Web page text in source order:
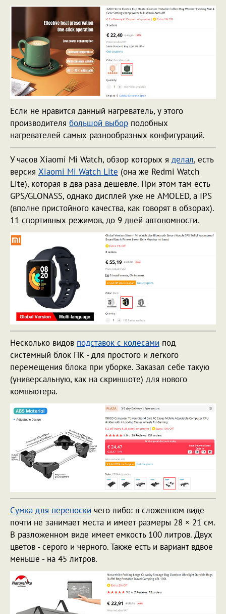
Если не нравится данный нагреватель, у этого
производителя большой выбор подобных
нагревателей самых разнообразных конфигураций.
У часов Xiaomi Mi Watch, обзор которых я делал, есть
версия Xiaomi Mi Watch Lite (она же Redmi Watch
Lite), которая в два раза дешевле. При этом там есть
GPS/GLONASS, однако дисплей уже не AMOLED, а IPS
(вполне пристойного качества, как говорят в обзорах).
11 спортивных режимов, до 9 дней автономности.
Несколько видов подставок с колесами под
системный блок ПК - для простого и легкого
перемещения блока при уборке. Заказал себе такую
(универсальную, как на скриншоте) для нового
компьютера.
Сумка для переноски чего-либо: в сложенном виде
почти не занимает места и имеет размеры 28 × 21 см.
В разложенном виде имеет емкость 100 литров. Двух
цветов - серого и черного. Также есть и вариант вдвое
меньше - на 45 литров.